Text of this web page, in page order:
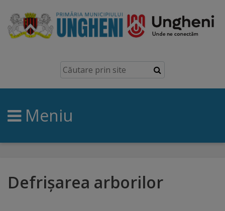
Ungheni
Prezentare
generală
Simbolurile
brand
Meniu
Defrișarea arborilor